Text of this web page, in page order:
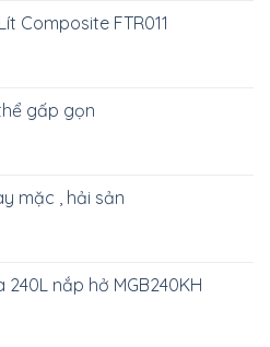
Composite FTR011
gấp gọn
mặc , hải sản
nắp hở MGB240KH